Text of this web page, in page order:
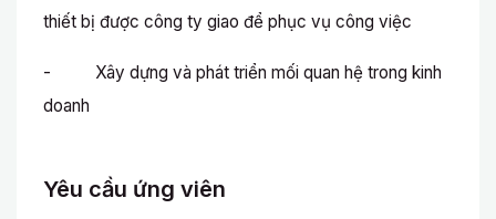
thiết bị được công ty giao để phục vụ công việc
- Xây dựng và phát triển mối quan hệ trong kinh
doanh
Yêu cầu ứng viên